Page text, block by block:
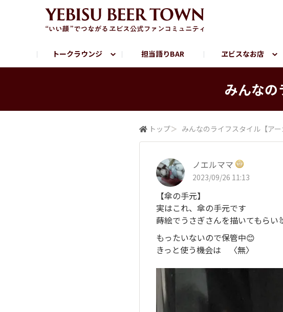
トークラウンジ 担当語りBAR ヱビスなお店
サッポロビール公式Instagram
みんなの​
トップ＞ みんなの​ライフスタイル​【アー
ノエルママ
2023/09/26 11:13
【傘の手元】
実はこれ、傘の手元です
蒔絵でうさぎさんを描いてもらい
もったいないので保管中😊
きっと使う機会は 〈無〉